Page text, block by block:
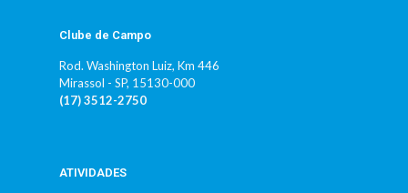
Clube de Campo
Rod. Washington Luiz, Km 446
Mirassol - SP, 15130-000
(17) 3512-2750
ATIVIDADES